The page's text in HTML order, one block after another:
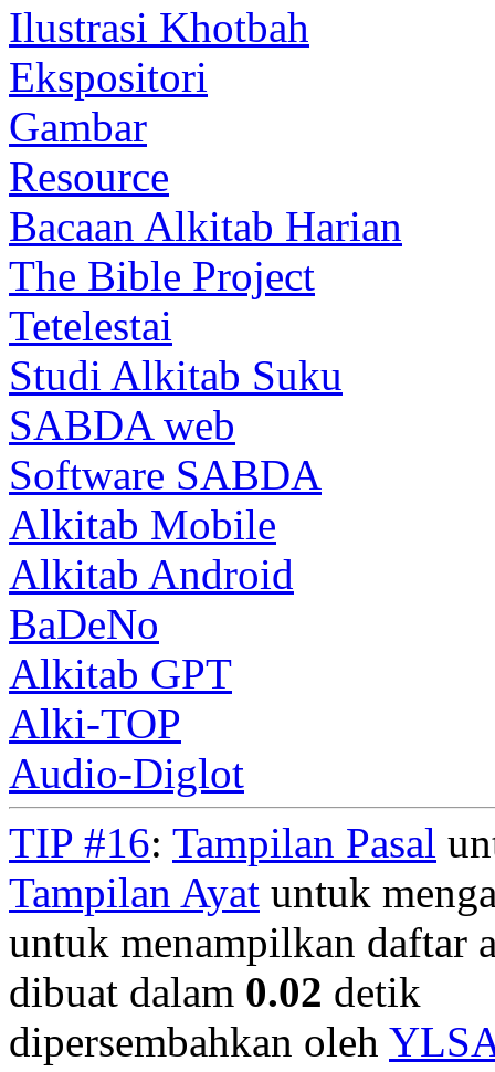
Ilustrasi Khotbah
Ekspositori
Gambar
Resource
Bacaan Alkitab Harian
The Bible Project
Tetelestai
Studi Alkitab Suku
SABDA web
Software SABDA
Alkitab Mobile
Alkitab Android
BaDeNo
Alkitab GPT
Alki-TOP
Audio-Diglot
TIP #16: Tampilan Pasal
Tampilan Ayat untuk
untuk menampilkan daftar
dibuat dalam 0.02 detik
dipersembahkan oleh